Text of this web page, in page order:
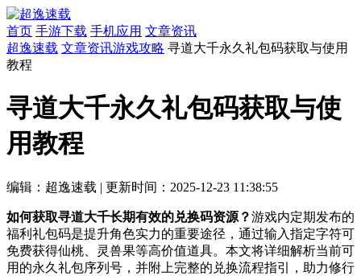
首页 手游下载 手机应用 文章资讯
超逸速载 文章资讯游戏攻略 寻道大千永久礼包码获取与使用
教程
寻道大千永久礼包码获取与使
用教程
编辑：超逸速载 | 更新时间：2025-12-23 11:38:55
如何获取寻道大千长期有效的兑换码资源？游戏内定期发布的
福利礼包码是提升角色实力的重要途径，通过输入指定字符可
免费获得仙桃、灵兽果等高价值道具。本文将详细解析当前可
用的永久礼包序列号，并附上完整的兑换流程指引，助力修行